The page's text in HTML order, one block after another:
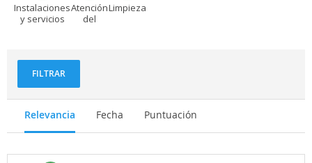
Instalaciones
y servicios
Atención
del
Limpieza
FILTRAR
Relevancia Fecha Puntuación